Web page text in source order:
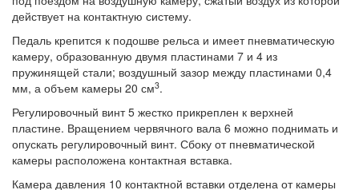
действует на контактную систему.
Педаль крепится к подошве рельса и имеет пневматическую
камеру, образованную двумя пластинами 7 и 4 из
пружинящей стали; воздушный зазор между пластинами 0,4
мм, а объем камеры 20 см3.
Регулировочный винт 5 жестко прикреплен к верхней
пластине. Вращением червячного вала 6 можно поднимать и
опускать регулировочный винт. Сбоку от пневматической
камеры расположена контактная вставка.
Камера давления 10 контактной вставки отделена от камеры